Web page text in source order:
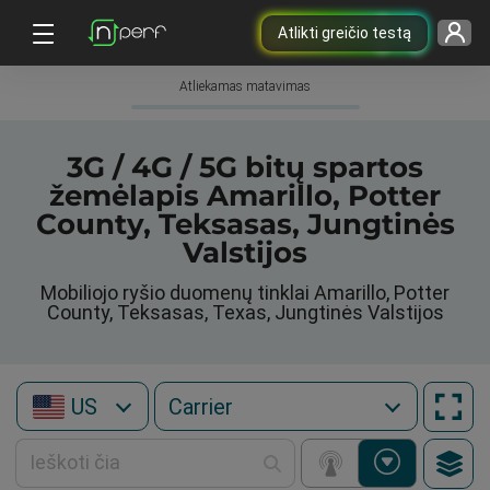
Atlikti greičio testą
Atliekamas matavimas
3G / 4G / 5G bitų spartos
žemėlapis Amarillo, Potter
County, Teksasas, Jungtinės
Valstijos
Mobiliojo ryšio duomenų tinklai Amarillo, Potter
County, Teksasas, Texas, Jungtinės Valstijos
US